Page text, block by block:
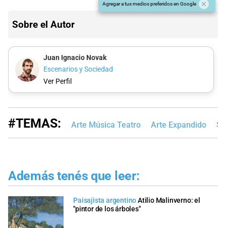
Agregar a tus medios preferidos en Google
Sobre el Autor
Juan Ignacio Novak
Escenarios y Sociedad
Ver Perfil
#TEMAS: Arte Música Teatro Arte Expandido
Además tenés que leer:
Paisajista argentinoAtilio Malinverno: el
"pintor de los árboles"